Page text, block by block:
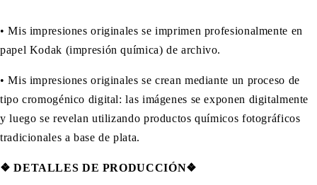
• Mis impresiones originales se imprimen profesionalmente en
papel Kodak (impresión química) de archivo.
• Mis impresiones originales se crean mediante un proceso de
tipo cromogénico digital: las imágenes se exponen digitalmente
y luego se revelan utilizando productos químicos fotográficos
tradicionales a base de plata.
❖ DETALLES DE PRODUCCIÓN❖